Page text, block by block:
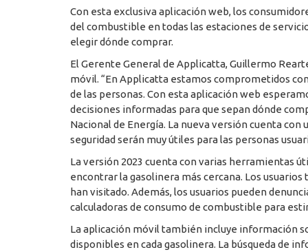
Con esta exclusiva aplicación web, los
del combustible en todas las estaciones de
elegir dónde comprar.
El Gerente General de Applicatta, Guillermo
móvil. “En Applicatta estamos comprometidos
de las personas. Con esta aplicación web
decisiones informadas para que sepan dónde
Nacional de Energía. La nueva versión cuenta
seguridad serán muy útiles para las personas
La versión 2023 cuenta con varias herramientas
encontrar la gasolinera más cercana. Los
han visitado. Además, los usuarios pueden
calculadoras de consumo de combustible para
La aplicación móvil también incluye información
disponibles en cada gasolinera. La búsqueda de